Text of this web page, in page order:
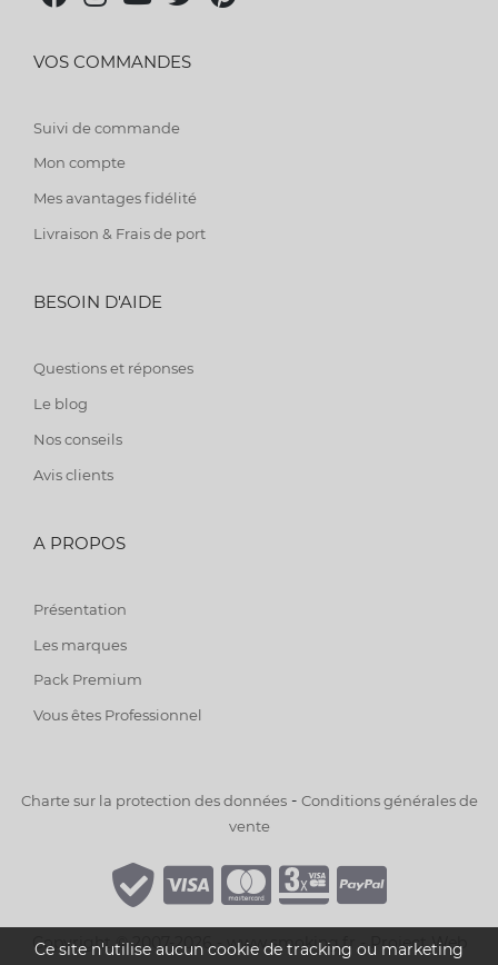
VOS COMMANDES
Suivi de commande
Mon compte
Mes avantages fidélité
Livraison & Frais de port
BESOIN D'AIDE
Questions et réponses
Le blog
Nos conseils
Avis clients
A PROPOS
Présentation
Les marques
Pack Premium
Vous êtes Professionnel
Charte sur la protection des données- Conditions générales de
vente
Copyright © 2007-2026 - www.smoking.fr -Project Web
Ce site n'utilise aucun cookie de tracking ou marketing